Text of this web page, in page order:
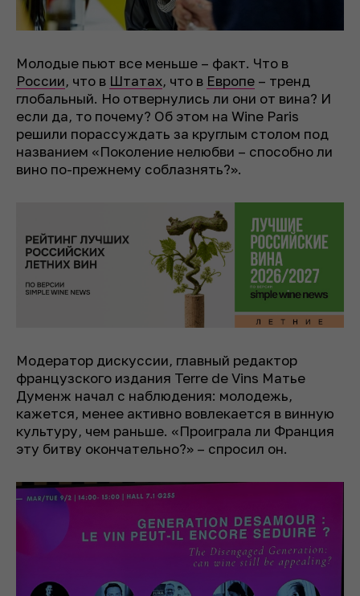
Молодые пьют все меньше – факт. Что в
России, что в Штатах, что в Европе – тренд
глобальный. Но отвернулись ли они от вина? И
если да, то почему? Об этом на Wine Paris
решили порассуждать за круглым столом под
названием «Поколение нелюбви – способно ли
вино по-прежнему соблазнять?».
Модератор дискуссии, главный редактор
французского издания Terre de Vins Матье
Думенж начал с наблюдения: молодежь,
кажется, менее активно вовлекается в винную
культуру, чем раньше. «Проиграла ли Франция
эту битву окончательно?» – спросил он.